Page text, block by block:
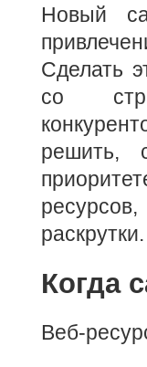
Новый
Сделать
со
решить,
раскрутки.
Когда
Веб-